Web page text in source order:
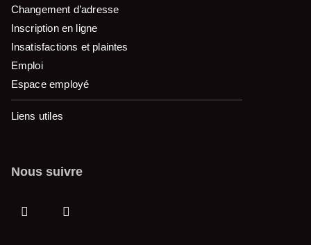
Changement d’adresse
Inscription en ligne
Insatisfactions et plaintes
Emploi
Espace employé
Liens utiles
Nous suivre